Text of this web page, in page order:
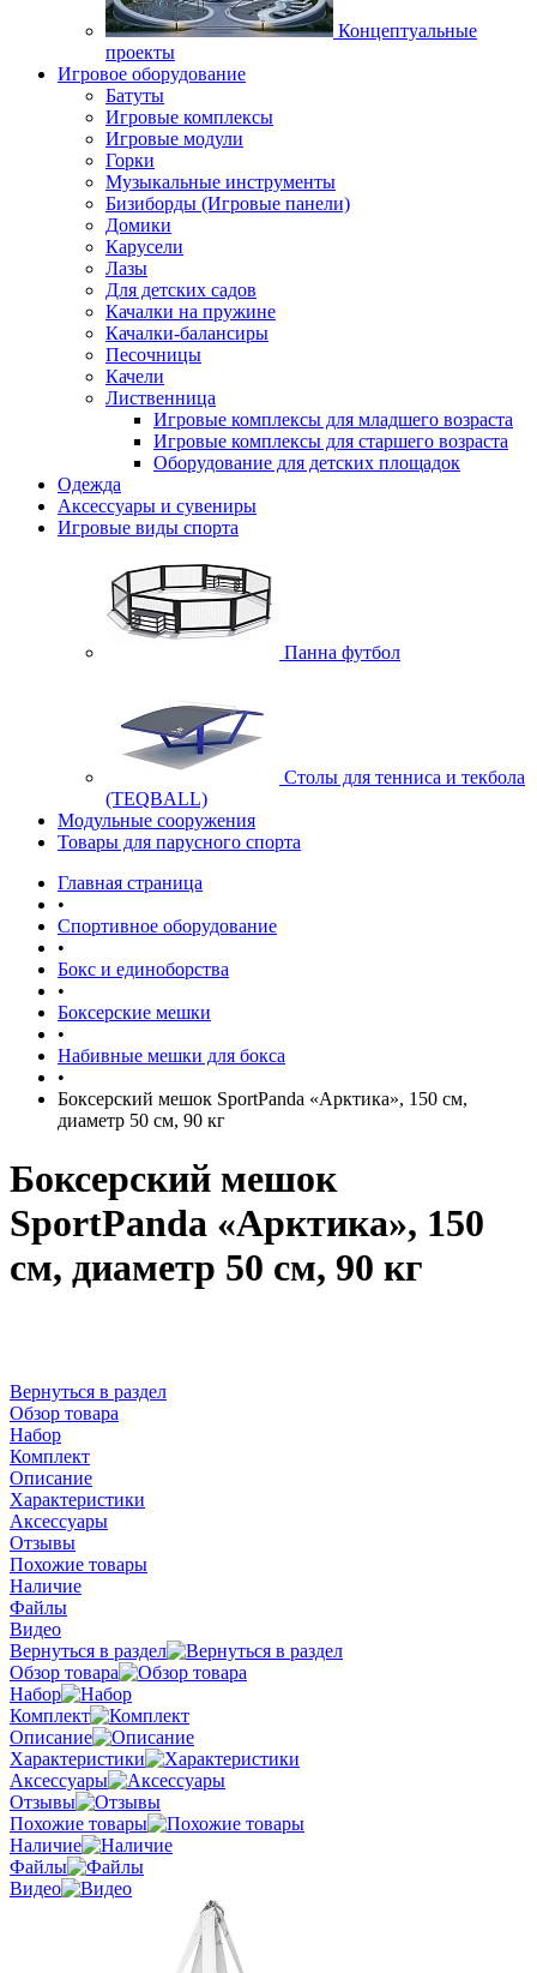
Концептуальные
проекты
Игровое оборудование
Батуты
Игровые комплексы
Игровые модули
Горки
Музыкальные инструменты
Бизиборды (Игровые панели)
Домики
Карусели
Лазы
Для детских садов
Качалки на пружине
Качалки-балансиры
Песочницы
Качели
Лиственница
Игровые комплексы для младшего возраста
Игровые комплексы для старшего возраста
Оборудование для детских площадок
Одежда
Аксессуары и сувениры
Игровые виды спорта
Панна футбол
Cтолы для тенниса и текбола
(TEQBALL)
Модульные сооружения
Товары для парусного спорта
Главная страница
•
Спортивное оборудование
•
Бокс и единоборства
•
Боксерские мешки
•
Набивные мешки для бокса
•
Боксерский мешок SportPanda «Арктика», 150 см,
диаметр 50 см, 90 кг
Боксерский мешок
SportPanda «Арктика», 150
см, диаметр 50 см, 90 кг
Вернуться в раздел
Обзор товара
Набор
Комплект
Описание
Характеристики
Аксессуары
Отзывы
Похожие товары
Наличие
Файлы
Видео
Вернуться в раздел
Обзор товара
Набор
Комплект
Описание
Характеристики
Аксессуары
Отзывы
Похожие товары
Наличие
Файлы
Видео